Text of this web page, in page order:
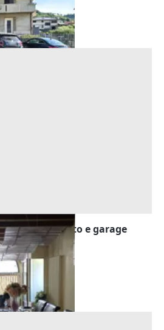
(Vicenza)
con giardinetto e garage